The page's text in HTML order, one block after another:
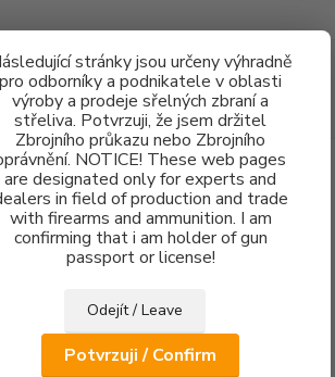
stránky jsou určeny výhradně
pro odborníky a podnikatele v oblasti
výroby a prodeje sřelných zbraní a
střeliva. Potvrzuji, že jsem držitel
Zbrojního průkazu nebo Zbrojního
NOTICE! These web pages
are designated only for experts and
in field of production and trade
with firearms and ammunition. I am
confirming that i am holder of gun
passport or license!
Odejít / Leave
Potvrzuji / Confirm
Hledat
Opěrka palce CZ 75
CZ 75